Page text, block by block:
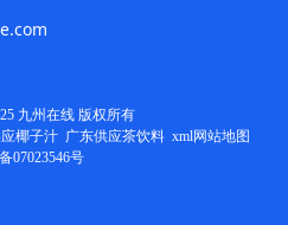
九州在线 版权所有
椰子汁 广东供应茶饮料 xml网站地图
07023546号